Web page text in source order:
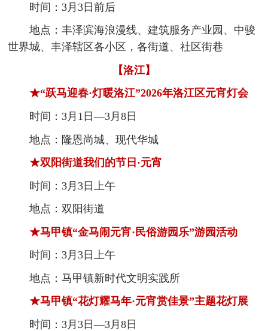
时间：3月3日前后
地点：丰泽滨海浪漫线、建筑服务产业园、中骏
世界城、丰泽辖区各小区，各街道、社区街巷
【洛江】
★“跃马迎春·灯暖洛江”2026年洛江区元宵灯会
时间：3月1日—3月8日
地点：隆恩尚城、现代华城
★双阳街道我们的节日·元宵
时间：3月3日上午
地点：双阳街道
★马甲镇“金马闹元宵·民俗游园乐”游园活动
时间：3月3日上午
地点：马甲镇新时代文明实践所
★马甲镇“花灯耀马年·元宵赏佳景”主题花灯展
时间：3月3日—3月8日